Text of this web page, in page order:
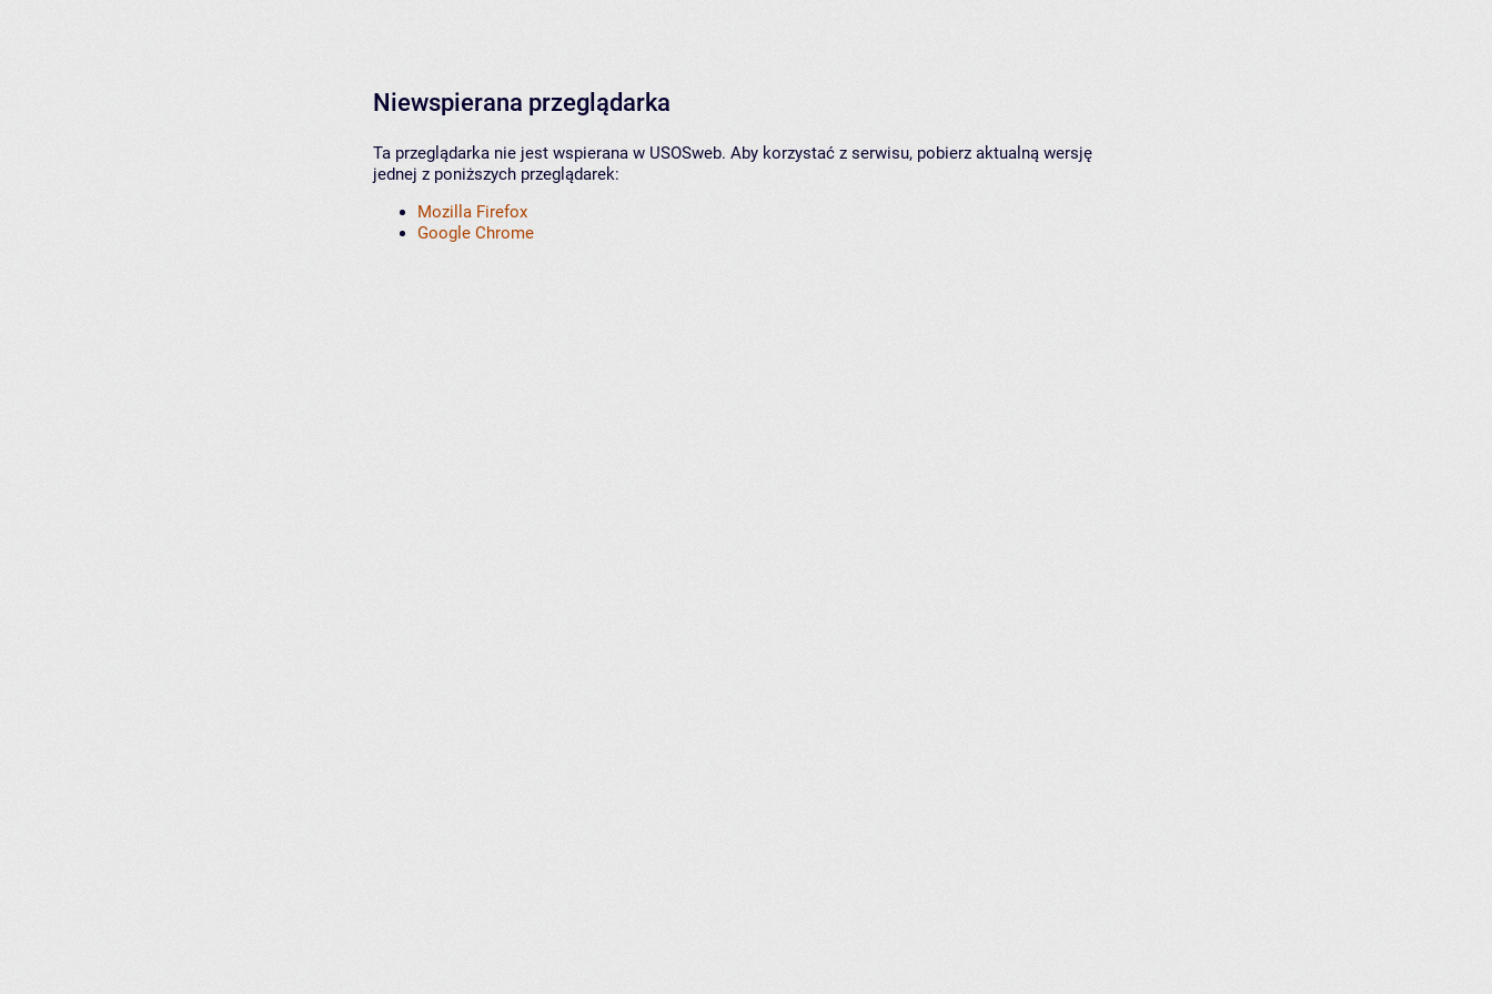
Niewspierana przeglądarka
Ta przeglądarka nie jest wspierana w USOSweb. Aby korzystać z serwisu, pobierz aktualną wersję
jednej z poniższych przeglądarek:
Mozilla Firefox
Google Chrome